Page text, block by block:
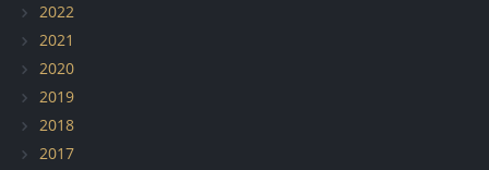
Renowacja pojazdów zabytkowych
2022
2021
2020
2019
2018
2017